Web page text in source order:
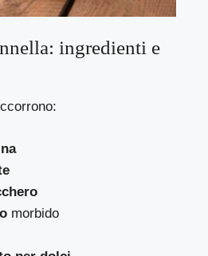
ingredienti e
morbido